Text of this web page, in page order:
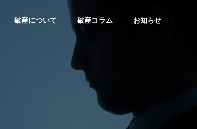
破産について 破産コラム お知らせ